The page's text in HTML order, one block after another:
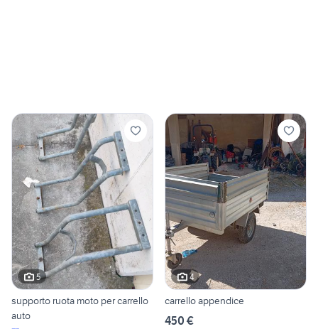
5
supporto ruota moto per carrello
auto
4
carrello appendice
450 €